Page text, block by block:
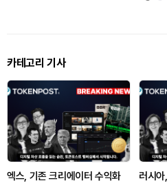
카테고리 기사
엑스, 기존 크리에이터 수익화
러시